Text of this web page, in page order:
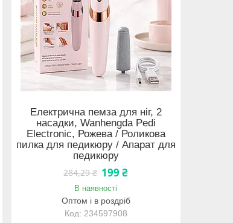
Електрична пемза для ніг, 2
насадки, Wanhengda Pedi
Electronic, Рожева / Роликова
пилка для педикюру / Апарат для
педикюру
284,29 ₴ 199 ₴
В наявності
Оптом і в роздріб
234597908